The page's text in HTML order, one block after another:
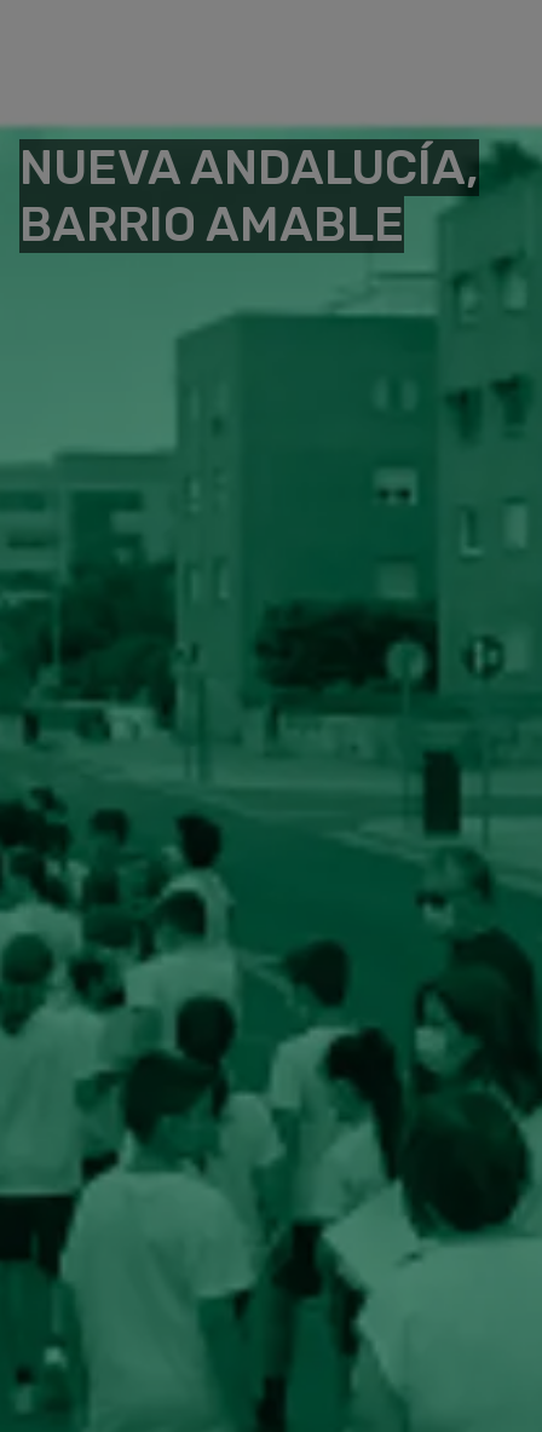
NUEVA ANDALUCÍA,
BARRIO AMABLE